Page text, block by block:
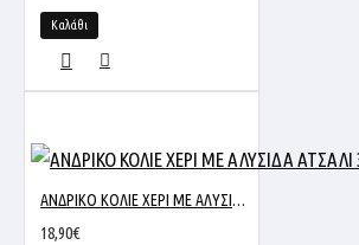
Καλάθι
ΑΝΔΡΙΚΟ ΚΟΛΙΕ ΧΕΡΙ ΜΕ ΑΛΥΣΙΔΑ ΑΤΣΑΛΙ 316L ΑΣΗΜΙ N-04294
18,90€